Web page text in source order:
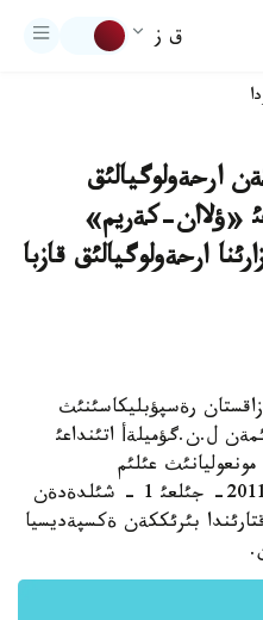
ق ز
ارحةولوگيالئق
«ؤلاان-كةريم»
ارحةولوگيالئق قازبا
قازاقستان رةسپؤبليكاسئنئث
ل.ن.گؤميلةأ اتئنداعئ
عئلئم
اكادةمياسئنئث تاريح ينستيتؤتئ 2011- جئلعئ 1 - شئلدةدةن
بئرئككةن ةكسپةديسيا